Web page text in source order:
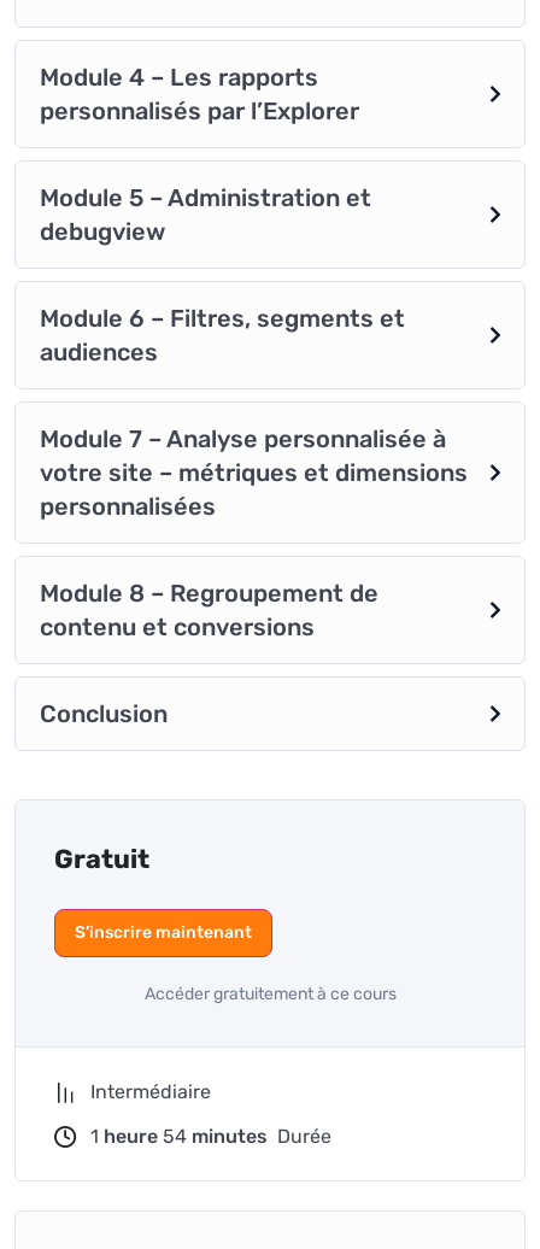
Module 4 – Les rapports
personnalisés par l’Explorer
Module 5 – Administration et
debugview
Module 6 – Filtres, segments et
audiences
Module 7 – Analyse personnalisée à
votre site – métriques et dimensions
personnalisées
Module 8 – Regroupement de
contenu et conversions
Conclusion
Gratuit
S’inscrire maintenant
Accéder gratuitement à ce cours
Intermédiaire
1 heure 54 minutes Durée